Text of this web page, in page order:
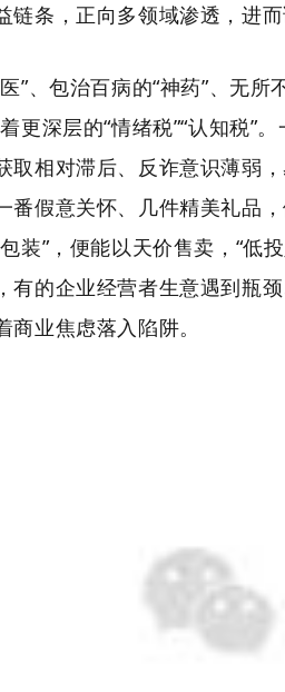
链条，正向多领域渗透，进而
”、包治百病的“神药”、无
更深层的“情绪税”“认知税”
取相对滞后、反诈意识薄弱
番假意关怀、几件精美礼品
装”，便能以天价售卖，“低
有的企业经营者生意遇到瓶
商业焦虑落入陷阱。